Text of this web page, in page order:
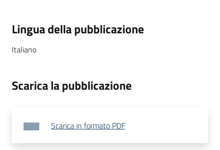
Lingua della pubblicazione
Italiano
Scarica la pubblicazione
Scarica in formato PDF